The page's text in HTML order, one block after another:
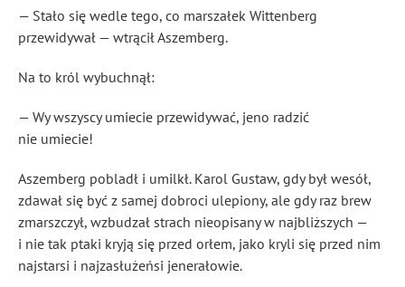
— Stało się wedle tego, co marszałek Wittenberg
przewidywał — wtrącił Aszemberg.
Na to król wybuchnął:
— Wy wszyscy umiecie przewidywać, jeno radzić
nie umiecie!
Aszemberg pobladł i umilkł. Karol Gustaw, gdy był wesół,
zdawał się być z samej dobroci ulepiony, ale gdy raz brew
zmarszczył, wzbudzał strach nieopisany w najbliższych —
i nie tak ptaki kryją się przed orłem, jako kryli się przed nim
najstarsi i najzasłużeńsi jenerałowie.